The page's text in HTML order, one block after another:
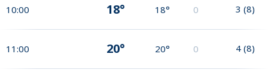
10:00 18° 18° 0 3 (8)
11:00 20° 20° 0 4 (8)